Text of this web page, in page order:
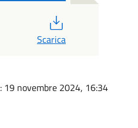
Scarica
: 19 novembre 2024, 16:34